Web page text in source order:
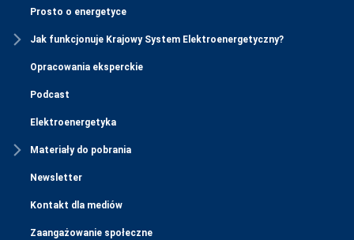
Prosto o energetyce
Jak funkcjonuje Krajowy System Elektroenergetyczny?
Opracowania eksperckie
Podcast
Elektroenergetyka
Materiały do pobrania
Newsletter
Kontakt dla mediów
Zaangażowanie społeczne